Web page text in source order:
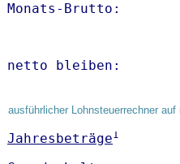
Monats-
netto
ausführlicher Lohnsteuerrechner auf
Jahresbeträge1